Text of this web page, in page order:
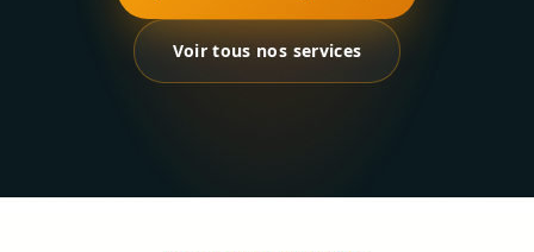
Voir tous nos services